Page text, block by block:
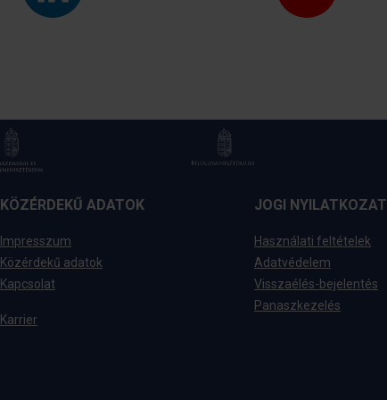
KÖZÉRDEKŰ ADATOK
Impresszum
Közérdekű adatok
Kapcsolat
Karrier
JOGI NYILATKOZAT
Használati feltételek
Adatvédelem
Visszaélés-bejelentés
Panaszkezelés